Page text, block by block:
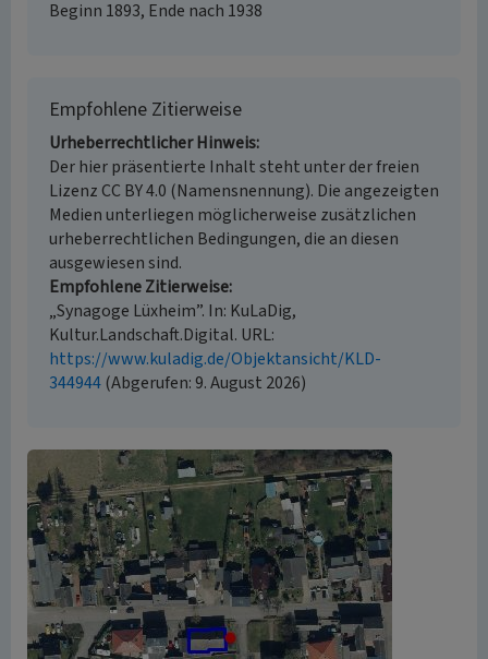
Beginn 1893, Ende nach 1938
Empfohlene Zitierweise
Urheberrechtlicher Hinweis
Der hier präsentierte Inhalt steht unter der freien
Lizenz CC BY 4.0 (Namensnennung). Die angezeigten
Medien unterliegen möglicherweise zusätzlichen
urheberrechtlichen Bedingungen, die an diesen
ausgewiesen sind.
Empfohlene Zitierweise
„Synagoge Lüxheim”. In: KuLaDig,
Kultur.Landschaft.Digital. URL:
https://www.kuladig.de/Objektansicht/KLD-
344944(Abgerufen: 9. August 2026)